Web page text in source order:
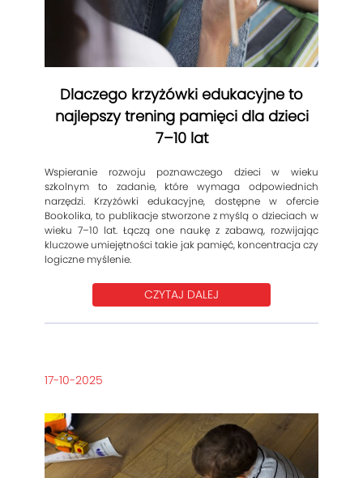
Dlaczego krzyżówki edukacyjne to
najlepszy trening pamięci dla dzieci
7–10 lat
Wspieranie rozwoju poznawczego dzieci w wieku
szkolnym to zadanie, które wymaga odpowiednich
narzędzi. Krzyżówki edukacyjne, dostępne w ofercie
Bookolika, to publikacje stworzone z myślą o dzieciach w
wieku 7–10 lat. Łączą one naukę z zabawą, rozwijając
kluczowe umiejętności takie jak pamięć, koncentracja czy
logiczne myślenie.
CZYTAJ DALEJ
17-10-2025